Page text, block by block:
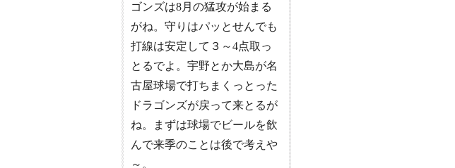
ゴンズは8月の猛攻が始まる
がね。守りはパッとせんでも
打線は安定して３～4点取っ
とるでよ。宇野とか大島が名
古屋球場で打ちまくっとった
ドラゴンズが戻って来とるが
ね。まずは球場でビールを飲
んで来季のことは後で考えや
～。